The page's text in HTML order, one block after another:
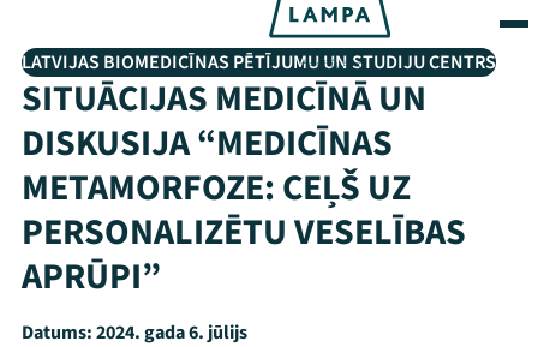
LATVIJAS BIOMEDICĪNAS PĒTĪJUMU UN STUDIJU CENTRS
SITUĀCIJAS MEDICĪNĀ UN
DISKUSIJA “MEDICĪNAS
METAMORFOZE: CEĻŠ UZ
PERSONALIZĒTU VESELĪBAS
APRŪPI”
Datums:2024. gada 6. jūlijs